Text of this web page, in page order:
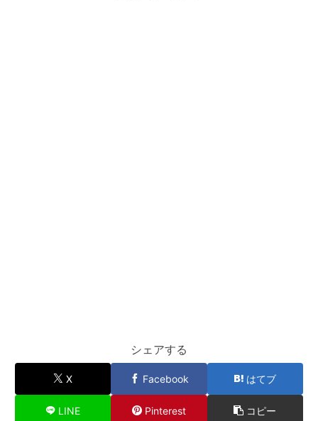
シェアする
X Facebook はてブ
LINE Pinterest コピー